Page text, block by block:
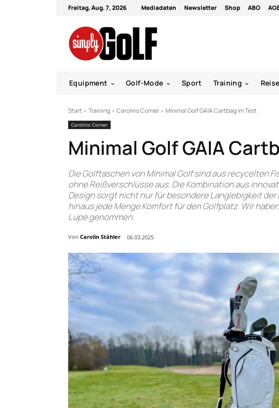
Freitag, Aug. 7, 2026 Mediadaten Newsletter Shop ABO
Equipment Golf-Mode Sport Training
Start Training Carolins Corner Minimal Golf GAIA Cartbag im Test
Carolins Corner
Minimal Golf GAIA
Die Golftaschen von Minimal Golf sind aus recycelten
ohne Reißverschlüsse aus. Die Kombination aus
Design sorgt nicht nur für besondere Langlebigkeit
hinaus jede Menge Komfort für den Golfplatz. Wir haben
Lupe genommen.
Von Carolin Stähler 06.03.2025